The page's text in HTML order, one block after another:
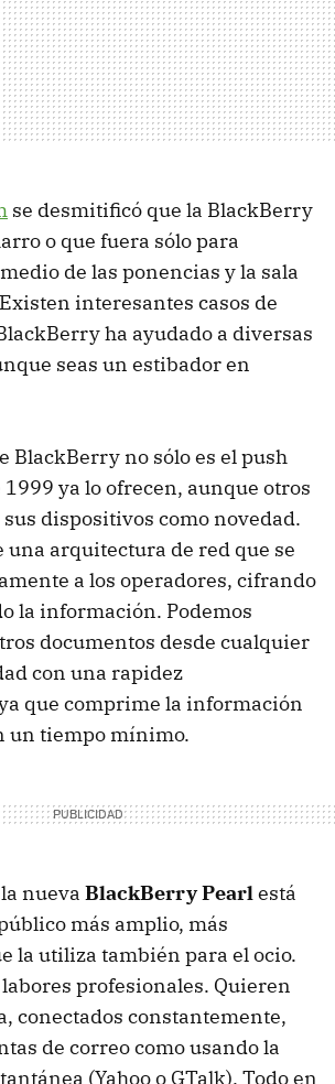
se desmitificó que la BlackBerry
o que fuera sólo para
de las ponencias y la sala
interesantes casos de
ha ayudado a diversas
seas un estibador en
BlackBerry no sólo es el push
ya lo ofrecen, aunque otros
dispositivos como novedad.
una arquitectura de red que se
a los operadores, cifrando
la información. Podemos
documentos desde cualquier
con una rapidez
que comprime la información
un tiempo mínimo.
nueva BlackBerry Pearlestá
más amplio, más
la utiliza también para el ocio.
profesionales. Quieren
conectados constantemente,
de correo como usando la
(Yahoo o GTalk). Todo en